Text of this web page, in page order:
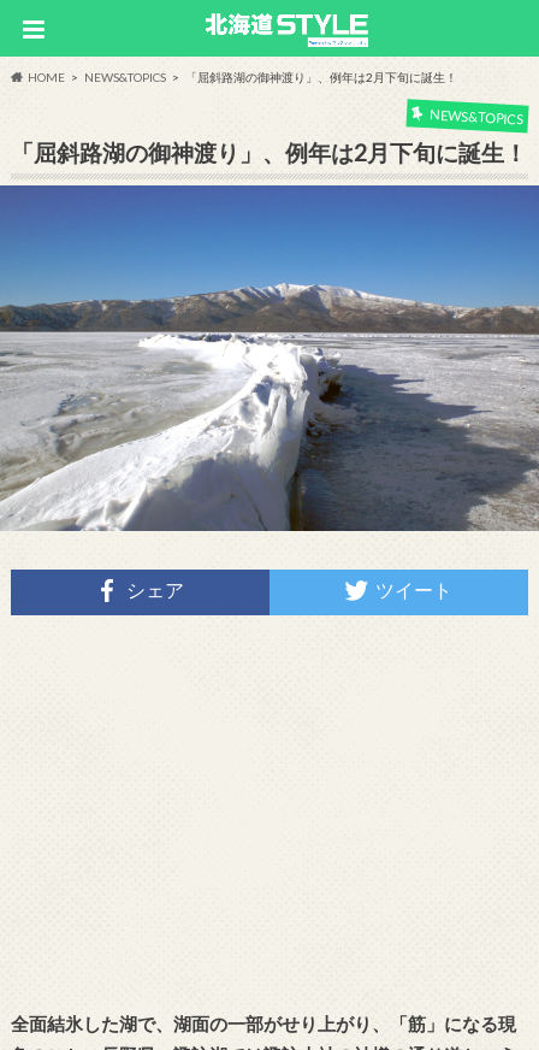
HOME NEWS&TOPICS 「屈斜路湖の御神渡り」、例年は2月下旬に誕生！
NEWS&TOPICS
「屈斜路湖の御神渡り」、例年は2月下旬に誕生！
シェア ツイート
全面結氷した湖で、湖面の一部がせり上がり、「筋」になる現